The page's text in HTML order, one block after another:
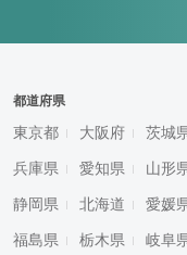
都道府県
東京都 大阪府 茨城
兵庫県 愛知県 山形
静岡県 北海道 愛媛
福島県 栃木県 岐阜